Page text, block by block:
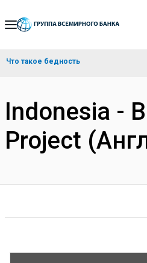
Skip
Navigation
Что такое бедность
Indonesia -
Project